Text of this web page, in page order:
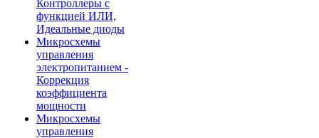
Контроллеры с
функцией ИЛИ,
Идеальные диоды
Микросхемы
управления
электропитанием -
Коррекция
коэффициента
мощности
Микросхемы
управления